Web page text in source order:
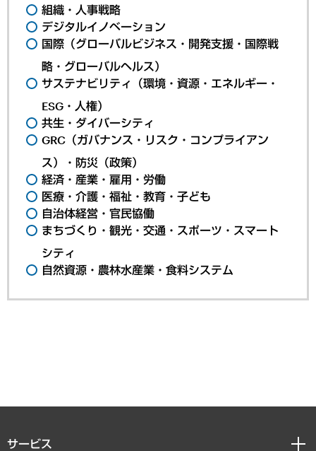
組織・人事戦略
デジタルイノベーション
国際（グローバルビジネス・開発支援・国際戦
略・グローバルヘルス）
サステナビリティ（環境・資源・エネルギー・
ESG・人権）
共生・ダイバーシティ
GRC（ガバナンス・リスク・コンプライアン
ス）・防災（政策）
経済・産業・雇用・労働
医療・介護・福祉・教育・子ども
自治体経営・官民協働
まちづくり・観光・交通・スポーツ・スマート
シティ
自然資源・農林水産業・食料システム
サービス